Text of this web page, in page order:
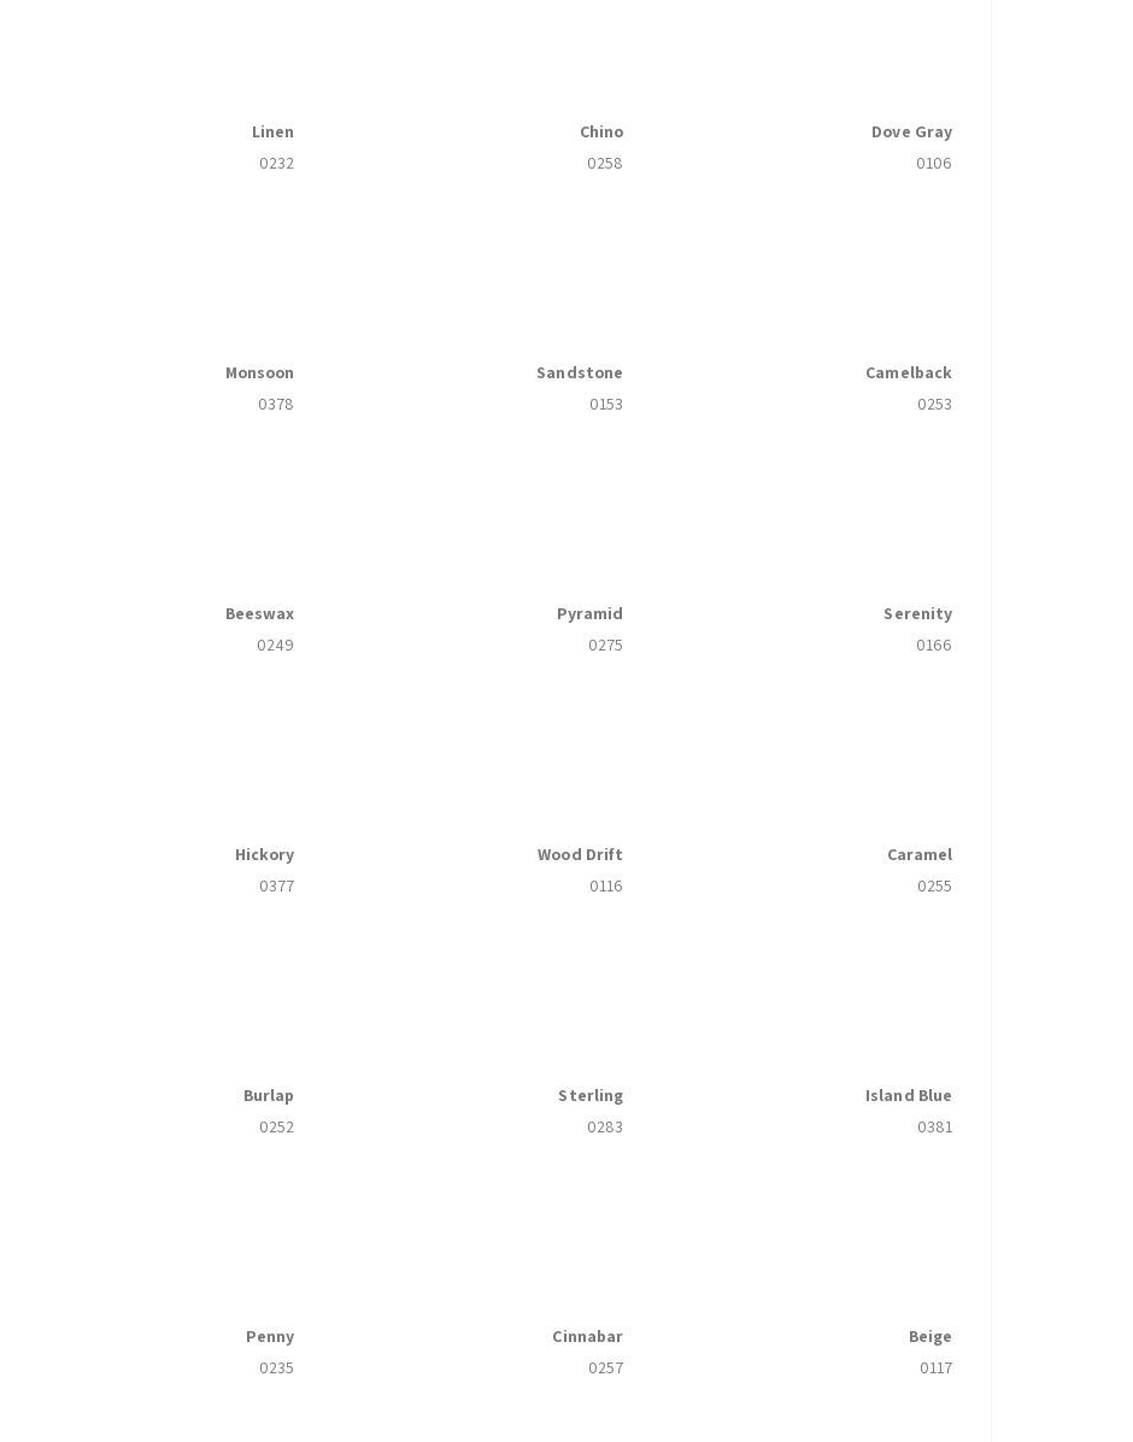
Dove Gray
0106
Chino
0258
Linen
0232
Camelback
0253
Sandstone
0153
Monsoon
0378
Serenity
0166
Pyramid
0275
Beeswax
0249
Caramel
0255
Wood Drift
0116
Hickory
0377
Island Blue
0381
Sterling
0283
Burlap
0252
Beige
0117
Cinnabar
0257
Penny
0235